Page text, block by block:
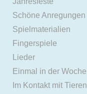
Schöne Anregungen
Spielmaterialien
Fingerspiele
Lieder
Einmal in der Woche
Im Kontakt mit Tieren